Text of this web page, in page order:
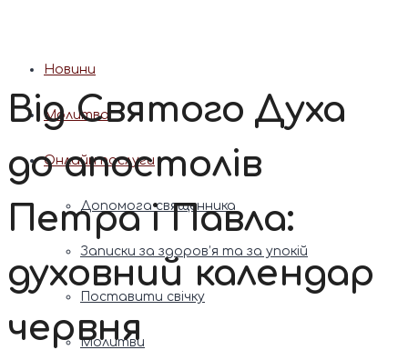
Новини
Молитва
Онлайн послуги
Допомога священника
Записки за здоров’я та за упокій
Поставити свічку
Молитви
Від Святого Духа
до апостолів
Петра і Павла:
духовний календар
червня